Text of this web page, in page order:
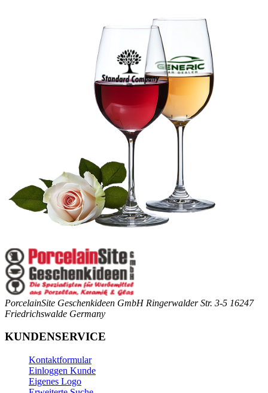
PorcelainSite Geschenkideen GmbH Ringerwalder Str. 3-5 16247
Friedrichswalde Germany
KUNDENSERVICE
Kontaktformular
Einloggen Kunde
Eigenes Logo